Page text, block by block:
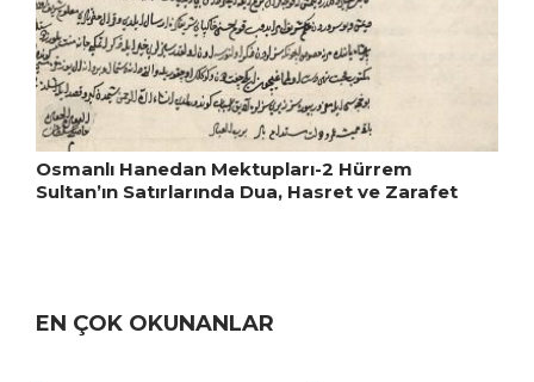
Osmanlı Hanedan Mektupları-2 Hürrem
Sultan’ın Satırlarında Dua, Hasret ve Zarafet
EN ÇOK OKUNANLAR